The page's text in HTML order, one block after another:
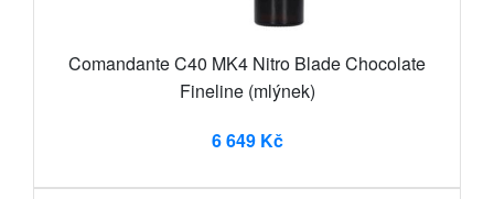
Comandante C40 MK4 Nitro Blade Chocolate
Fineline (mlýnek)
6 649 Kč